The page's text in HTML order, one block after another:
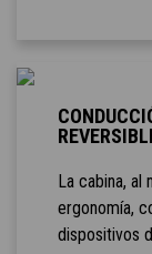
La cabina, al
ergonomía,
dispositivos